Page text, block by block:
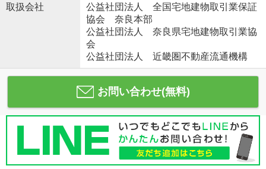
取扱会社
公益社団法人 全国宅地建物取引業保証
協会 奈良本部
公益社団法人 奈良県宅地建物取引業協
会
公益社団法人 近畿圏不動産流通機構
お問い合わせ(無料)